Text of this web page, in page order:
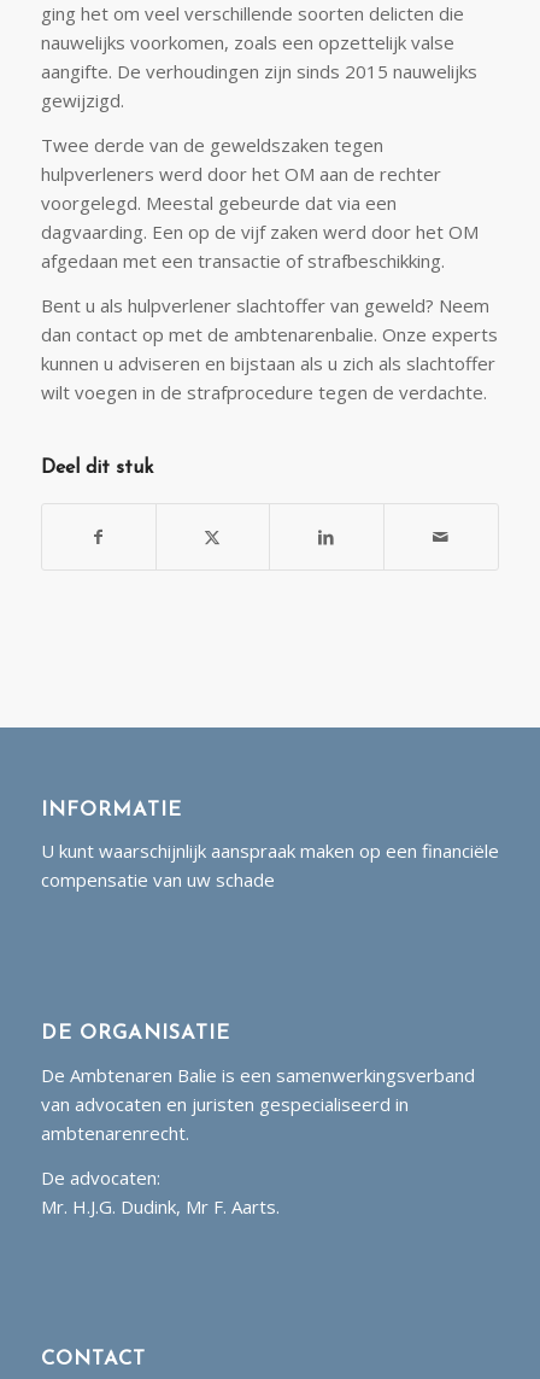
ging het om veel verschillende soorten delicten die
nauwelijks voorkomen, zoals een opzettelijk valse
aangifte. De verhoudingen zijn sinds 2015 nauwelijks
gewijzigd.
Twee derde van de geweldszaken tegen
hulpverleners werd door het OM aan de rechter
voorgelegd. Meestal gebeurde dat via een
dagvaarding. Een op de vijf zaken werd door het OM
afgedaan met een transactie of strafbeschikking.
Bent u als hulpverlener slachtoffer van geweld? Neem
dan contact op met de ambtenarenbalie. Onze experts
kunnen u adviseren en bijstaan als u zich als slachtoffer
wilt voegen in de strafprocedure tegen de verdachte.
Deel dit stuk
INFORMATIE
U kunt waarschijnlijk aanspraak maken op een financiële
compensatie van uw schade
DE ORGANISATIE
De Ambtenaren Balie is een samenwerkingsverband
van advocaten en juristen gespecialiseerd in
ambtenarenrecht.
De advocaten:
Mr. H.J.G. Dudink, Mr F. Aarts.
CONTACT